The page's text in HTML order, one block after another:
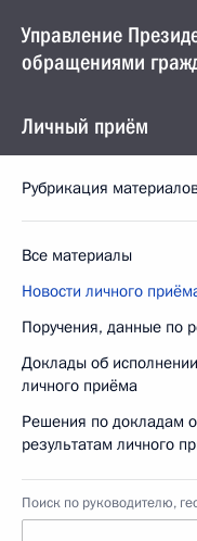
Управление
обращениями
Личный приём
Рубрикация
Все материалы
Новости личного
Поручения, данные по
Доклады об
личного приёма
Решения по докладам
результатам личного
Поиск по руководителю,